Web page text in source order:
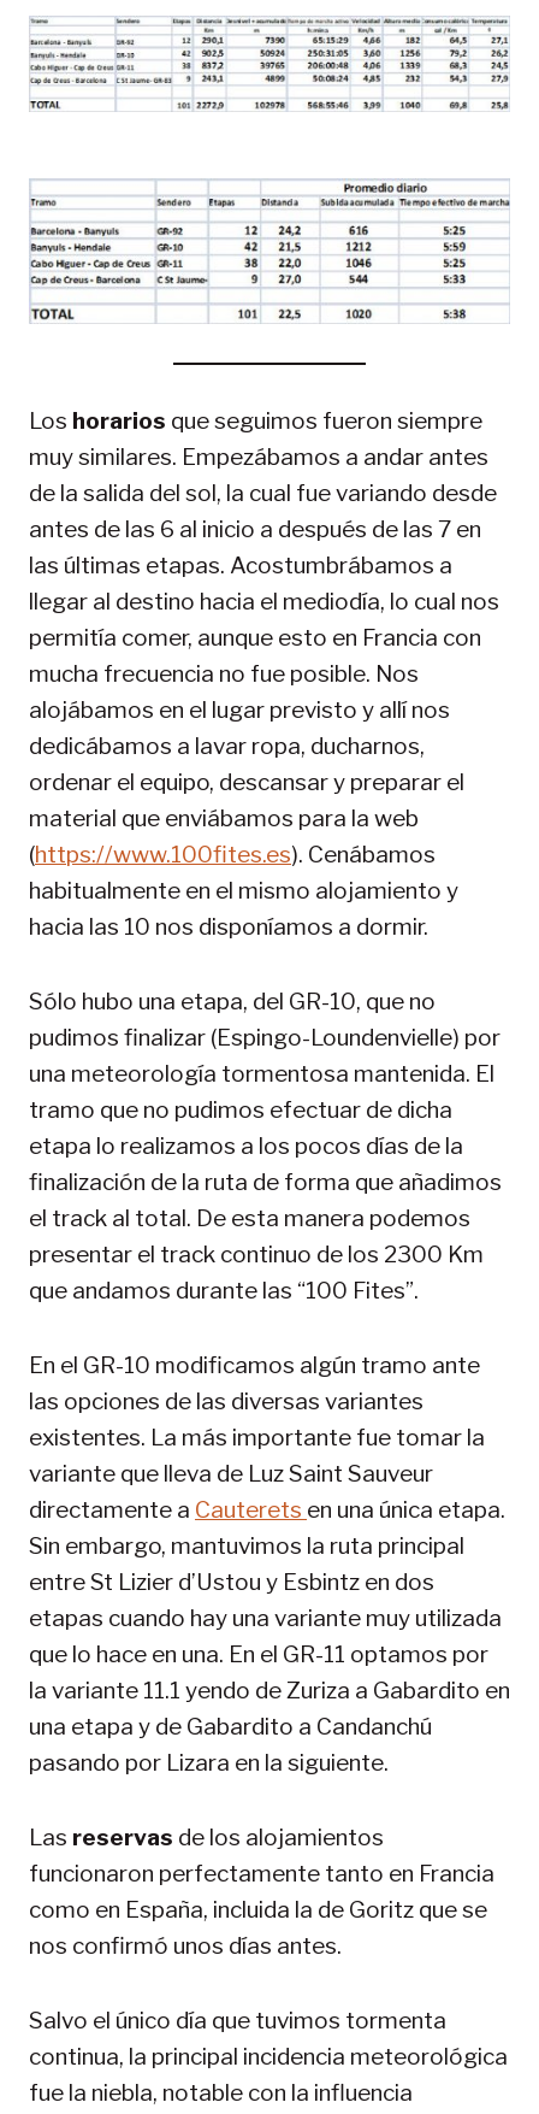
Los horarios que seguimos fueron siempre
muy similares. Empezábamos a andar antes
de la salida del sol, la cual fue variando desde
antes de las 6 al inicio a después de las 7 en
las últimas etapas. Acostumbrábamos a
llegar al destino hacia el mediodía, lo cual nos
permitía comer, aunque esto en Francia con
mucha frecuencia no fue posible. Nos
alojábamos en el lugar previsto y allí nos
dedicábamos a lavar ropa, ducharnos,
ordenar el equipo, descansar y preparar el
material que enviábamos para la web
(https://www.100fites.es). Cenábamos
habitualmente en el mismo alojamiento y
hacia las 10 nos disponíamos a dormir.
Sólo hubo una etapa, del GR-10, que no
pudimos finalizar (Espingo-Loundenvielle) por
una meteorología tormentosa mantenida. El
tramo que no pudimos efectuar de dicha
etapa lo realizamos a los pocos días de la
finalización de la ruta de forma que añadimos
el track al total. De esta manera podemos
presentar el track continuo de los 2300 Km
que andamos durante las “100 Fites”.
En el GR-10 modificamos algún tramo ante
las opciones de las diversas variantes
existentes. La más importante fue tomar la
variante que lleva de Luz Saint Sauveur
directamente a Cauterets en una única etapa.
Sin embargo, mantuvimos la ruta principal
entre St Lizier d’Ustou y Esbintz en dos
etapas cuando hay una variante muy utilizada
que lo hace en una. En el GR-11 optamos por
la variante 11.1 yendo de Zuriza a Gabardito en
una etapa y de Gabardito a Candanchú
pasando por Lizara en la siguiente.
Las reservas de los alojamientos
funcionaron perfectamente tanto en Francia
como en España, incluida la de Goritz que se
nos confirmó unos días antes.
Salvo el único día que tuvimos tormenta
continua, la principal incidencia meteorológica
fue la niebla, notable con la influencia